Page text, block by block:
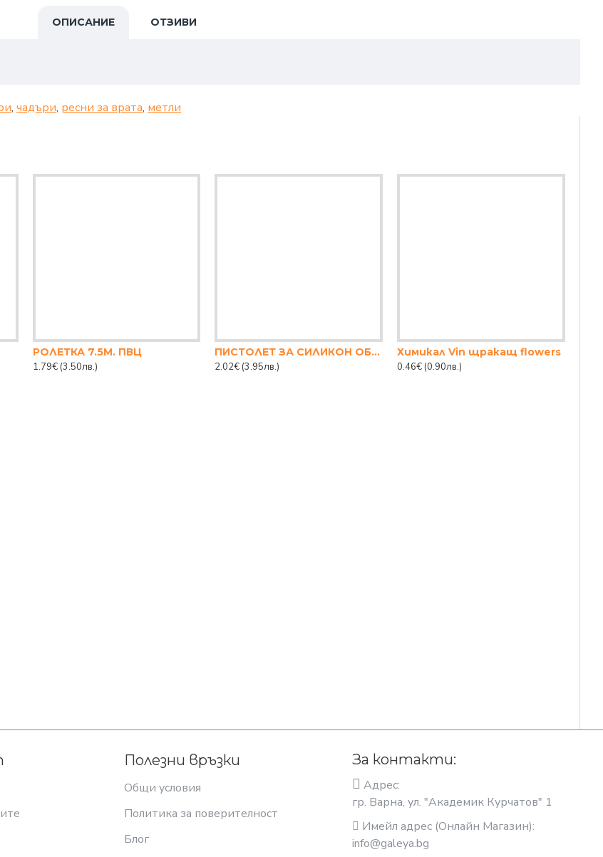
ОПИСАНИЕ ОТЗИВИ
, чадъри, ресни за врата, метли
РОЛЕТКА 7.5М. ПВЦ
1.79€ (3.50лв.)
ПИСТОЛЕТ ЗА СИЛИКОН ОБИКНОВЕН
2.02€ (3.95лв.)
Химикал Vin щракащ flowers
0.46€ (0.90лв.)
Полезни връзки
Общи условия
Политика за поверителност
Блог
За контакти:
Адрес:
гр. Варна, ул. "Академик Курчатов" 1
Имейл адрес (Онлайн Магазин):
info@galeya.bg